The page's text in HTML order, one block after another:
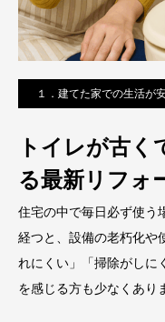
１．建てた家での生活が
トイレが古く
る最新リフォ
住宅の中で毎日必ず使う
経つと、設備の老朽化や
れにくい」「掃除がしに
を感じる方も少なくあり